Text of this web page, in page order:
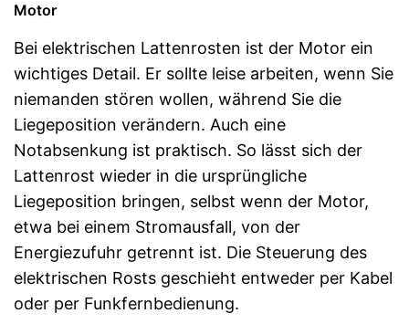
Motor
Bei elektrischen Lattenrosten ist der Motor ein
wichtiges Detail. Er sollte leise arbeiten, wenn Sie
niemanden stören wollen, während Sie die
Liegeposition verändern. Auch eine
Notabsenkung ist praktisch. So lässt sich der
Lattenrost wieder in die ursprüngliche
Liegeposition bringen, selbst wenn der Motor,
etwa bei einem Stromausfall, von der
Energiezufuhr getrennt ist. Die Steuerung des
elektrischen Rosts geschieht entweder per Kabel
oder per Funkfernbedienung.